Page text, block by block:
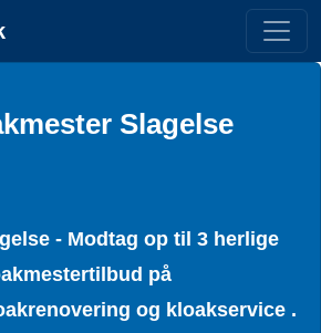
Slagelse
- Modtag op til 3 herlige
på
og kloakservice .